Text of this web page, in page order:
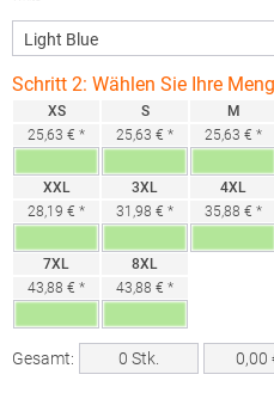
Schritt 2: Wählen Sie Ihre
XS
25,63 € *
S
25,63 € *
M
25,63 € *
XXL
28,19 € *
3XL
31,98 € *
4XL
35,88 € *
7XL
43,88 € *
8XL
43,88 € *
Gesamt: 0 Stk. 0,00